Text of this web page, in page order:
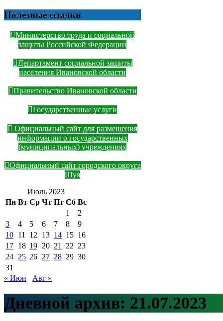
Полезные ссылки
Министерство труда и социальной
защиты Российской Федерации
Департамент социальной защиты
населения Ивановской области
Правительство Ивановской области
Государственные услуги
Официальный сайт для размещения
информации о государственных
(муниципальных) учреждениях
Официальный сайт городского округа
Шуя
Июль 2023
Пн Вт Ср Чт Пт Сб Вс
1
2
3
4 5 6 7 8
9
10 11 12 13 14 15 16
17 18 19 20 21 22 23
24 25 26 27 28 29 30
31
« Июн
Авг »
Дневной архив: 21.07.2023